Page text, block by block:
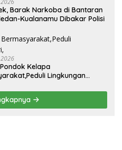
Barak Narkoba di Bantaran
Kualanamu Dibakar Polisi
Kelapa
Lingkungan